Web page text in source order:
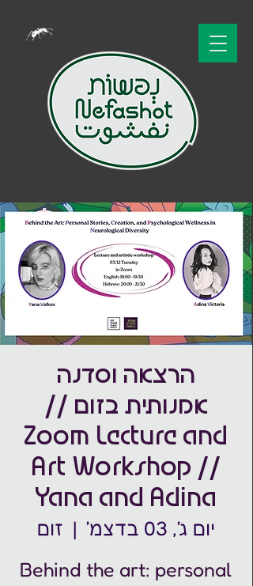
הרצאה וסדנה
אמנותית בזום //
Zoom Lecture and
Art Workshop //
Yana and Adina
יום ג׳, 03 בדצמ׳
  |
זום
Behind the art: personal